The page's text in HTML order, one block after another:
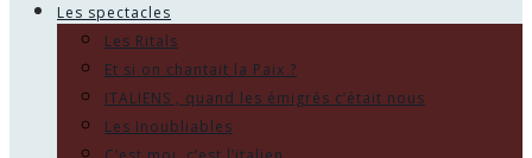
Les spectacles
Les Ritals
Et si on chantait la Paix ?
ITALIENS , quand les émigrés c’était nous
Les Inoubliables